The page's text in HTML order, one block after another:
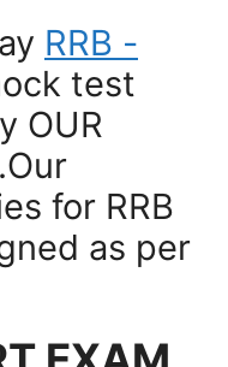
RRB -
test
OUR
for RRB
as per